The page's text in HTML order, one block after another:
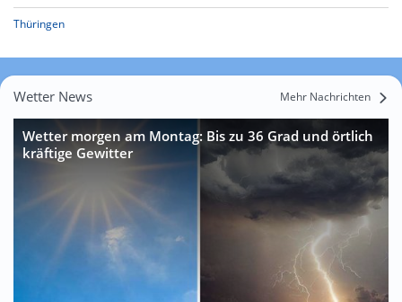
Thüringen
Wetter News Mehr Nachrichten
Wetter morgen am Montag: Bis zu 36 Grad und örtlich
kräftige Gewitter